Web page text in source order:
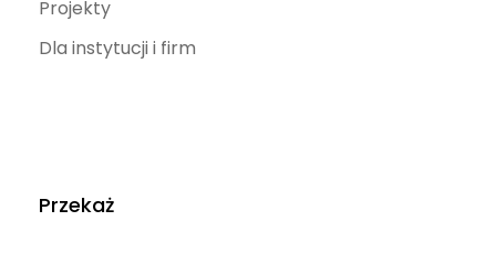
Projekty
Dla instytucji i firm
Przekaż